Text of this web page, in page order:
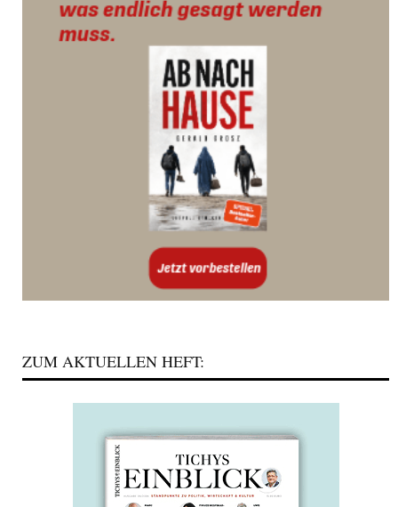
ZUM AKTUELLEN HEFT: